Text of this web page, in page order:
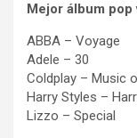
Mejor álbum pop
ABBA – Voyage
Adele – 30
Coldplay – Music
Harry Styles –
Lizzo – Special